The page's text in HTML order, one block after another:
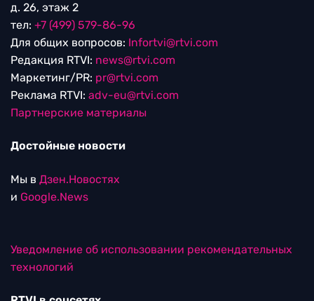
д. 26, этаж 2
тел: +7 (499) 579-86-96
Для общих вопросов: Infortvi@rtvi.com
Редакция RTVI: news@rtvi.com
Маркетинг/PR: pr@rtvi.com
Реклама RTVI: adv-eu@rtvi.com
Партнерские материалы
Достойные новости
Мы в Дзен.Новостях
и Google.News
Уведомление об использовании рекомендательных
технологий